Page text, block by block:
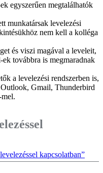
egyszerűen megtalálhatók
munkatársak levelezési
nem kell a kolléga
és viszi magával a leveleit,
továbbra is megmaradnak
a levelezési rendszerben is,
Gmail, Thunderbird
kapcsolatban”